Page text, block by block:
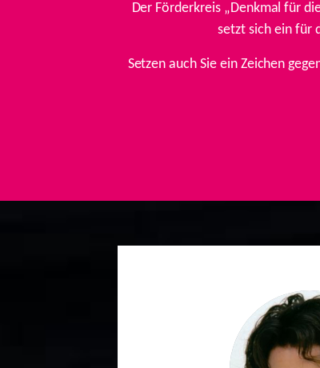
Der Förderkreis „Denkmal für
setzt sich ein für
Setzen auch Sie ein Zeichen